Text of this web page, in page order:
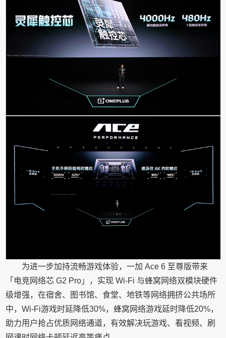
为进一步加持流畅游戏体验，一加 Ace 6 至尊版带来
「电竞网络芯 G2 Pro」，实现 Wi-Fi 与蜂窝网络双模块硬件
级增强，在宿舍、图书馆、食堂、地铁等网络拥挤公共场所
中，Wi-Fi游戏时延降低30%，蜂窝网络游戏延时降低20%，
助力用户抢占优质网络通道，有效解决玩游戏、看视频、刷